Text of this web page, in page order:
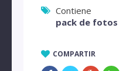
Contiene
pack de fotos
COMPARTIR